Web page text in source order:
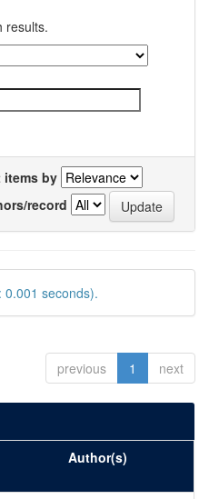
results.
items by
record
0.001 seconds).
previous 1 next
Author(s)